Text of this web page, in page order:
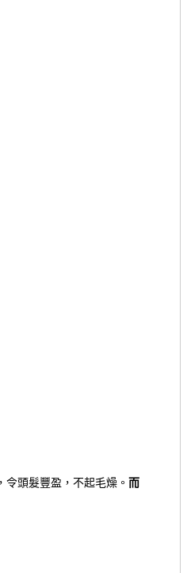
頭髮豐盈，不起毛燥。 而